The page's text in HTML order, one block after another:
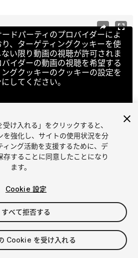
ドパーティのプロバイダーによ
、ターゲティングクッキーを使
い限り動画の視聴が許可されま
イダーの動画の視聴を希望する
グクッキーのクッキーの設定を
してください。
ッキーの設定
1/5
ます
受け入れる」をクリックすると、
を強化し、サイトの使用状況を分
ィング活動を支援するために、デ
することに同意したことになり
ます。
Cookie 設定
すべて拒否する
Cookie を受け入れる